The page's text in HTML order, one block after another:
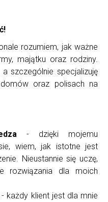
rozumiem, jak ważne
majątku oraz rodziny.
szczególnie specjalizuję
oraz polisach na
- dzięki mojemu
wiem, jak istotne jest
Nieustannie się uczę,
rozwiązania dla moich
- każdy klient jest dla mnie